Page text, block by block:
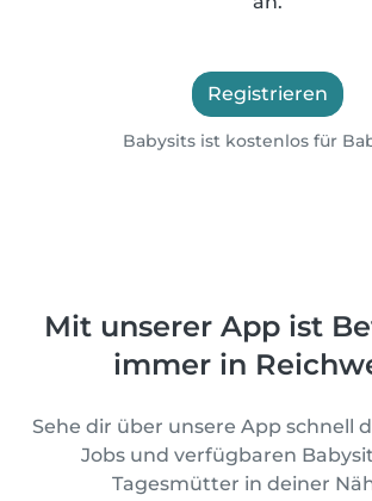
Registrieren
Babysits ist kostenlos für
Mit unserer App ist
immer in
Sehe dir über unsere App schnell
Jobs und verfügbaren
Tagesmütter in deiner